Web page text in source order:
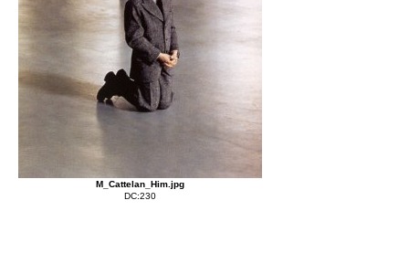
M_Cattelan_Him.jpg
DC:230